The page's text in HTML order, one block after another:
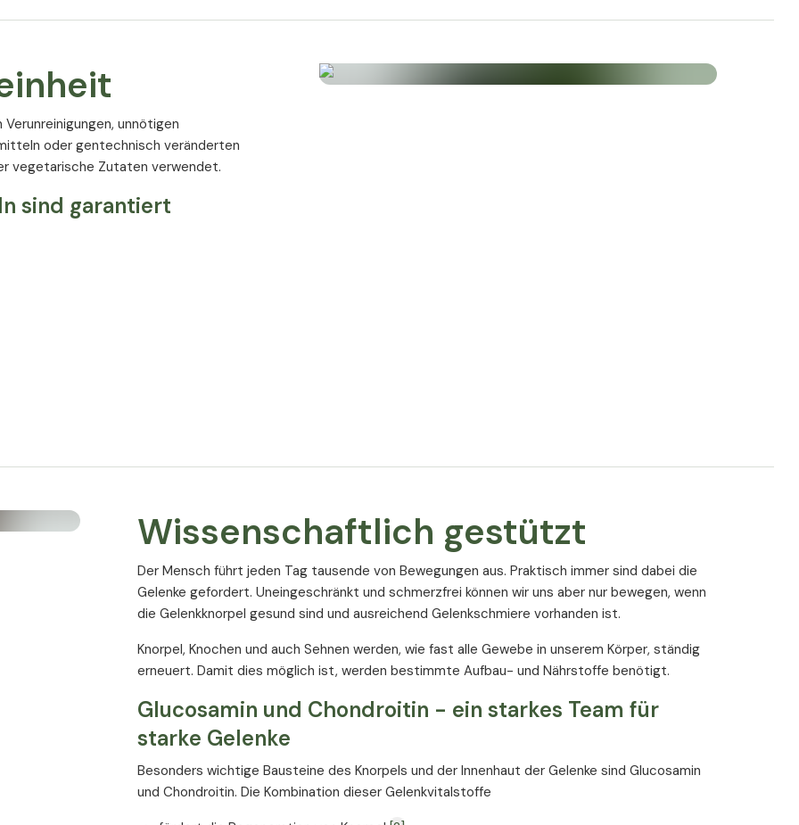
MSM
In der Gelenkschmiere und in der Innenschicht der Gelenkkapsel befindet sich Schwefel
(MSM). Damit die Gelenke ihre Aufgaben bei täglicher Belastung erfüllen können, müssen sie
Optimiert mit Vitamin C und Mangan
Vitamin C und Mangan können direkt und indirekt Gelenke, Knochen und Knorpel positiv
beeinflussen. Die Europäische Behörde für Lebensmittelsicherheit (EFSA) hat die Funktionen
von Vitamin C und Mangan im menschlichen Körper wissenschaftlich untersucht und
MSM
Vitamin C 300 mg (375%*)
Mangan 2,4 mg (120%*)
* % des NRV (Nährstoffreferenzwertes) gemäß EU-Verordnung
unnötigen
oder gentechnisch veränderten
vegetarische Zutaten verwendet.
sind garantiert
Wissenschaftlich gestützt
Der Mensch führt jeden Tag tausende von Bewegungen aus. Praktisch immer sind dabei die
Gelenke gefordert. Uneingeschränkt und schmerzfrei können wir uns aber nur bewegen, wenn
die Gelenkknorpel gesund sind und ausreichend Gelenkschmiere vorhanden ist.
Knorpel, Knochen und auch Sehnen werden, wie fast alle Gewebe in unserem Körper, ständig
erneuert. Damit dies möglich ist, werden bestimmte Aufbau- und Nährstoffe benötigt.
Glucosamin und Chondroitin - ein starkes Team für
starke Gelenke
Besonders wichtige Bausteine des Knorpels und der Innenhaut der Gelenke sind Glucosamin
und Chondroitin. Die Kombination dieser Gelenkvitalstoffe